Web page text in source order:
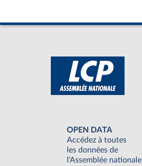
OPEN DATA
Accédez à toutes
les données de
l'Assemblée nationale